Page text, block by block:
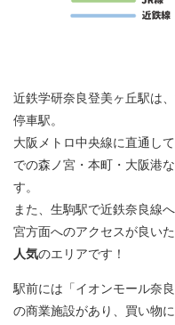
近鉄学研奈良登美ヶ丘駅は
停車駅。
大阪メトロ中央線に直通し
での森ノ宮・本町・大阪港
す。
また、生駒駅で近鉄奈良線
宮方面へのアクセスが良いた
人気のエリアです！
駅前には「イオンモール奈
の商業施設があり、買い物に